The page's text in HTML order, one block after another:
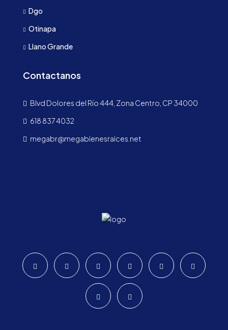
Dgo
Otinapa
Llano Grande
Contactanos
Blvd Dolores del Río 444, Zona Centro, CP 34000
618 837 4032
megabr@megabienesraices.net